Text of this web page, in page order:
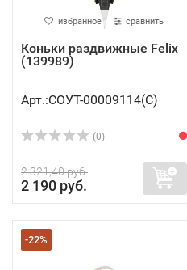
избранное сравнить
Коньки раздвижные Felix
(139989)
Арт.:СОУТ-00009114(C)
(0)
2 321,40 руб.
2 190 руб.
-22%